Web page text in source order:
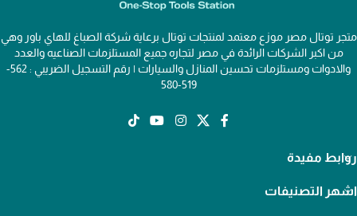
متجر توتال مصر موزع معتمد لمنتجات توتال برعاية شركة الصباغ للهاي باور وهي
من اكبر الشركات الرائدة في مصر لتجاره جميع المستلزمات الصناعيه والعدد
والادوات ومستلزمات تحسين المنازل والسيارات | رقم التسجيل الضريبي : 562-
519-580
روابط مفيدة
اشهر التصنيفات